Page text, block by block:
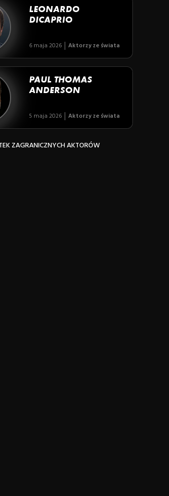
LEONARDO
DICAPRIO
6 maja 2026 Aktorzy ze świata
PAUL THOMAS
ANDERSON
5 maja 2026 Aktorzy ze świata
ZAGRANICZNYCH AKTORÓW